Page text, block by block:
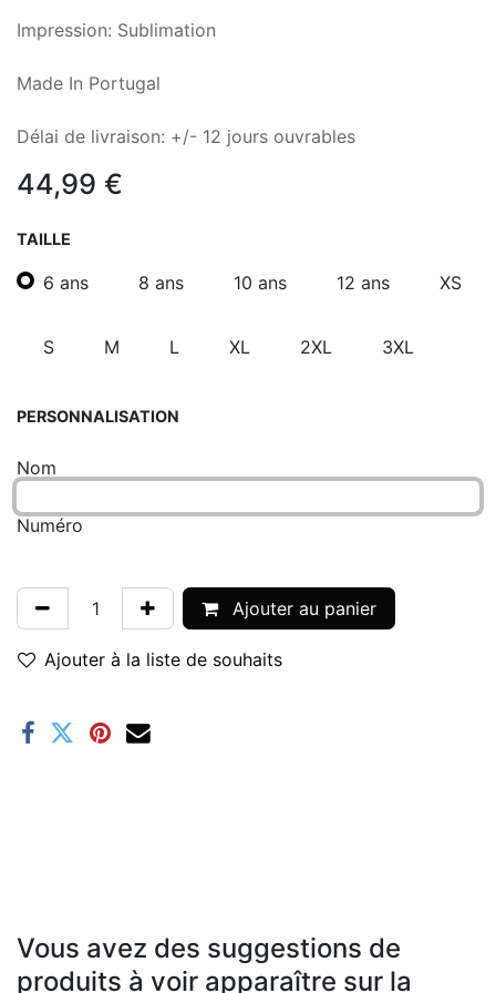
Impression: Sublimation
Made In Portugal
Délai de livraison: +/- 12 jours ouvrables
44,99 €
TAILLE
6 ans 8 ans 10 ans 12 ans XS
S M L XL 2XL 3XL
PERSONNALISATION
Nom
Numéro
Ajouter au panier
Ajouter à la liste de souhaits
Vous avez des suggestions de
produits à voir apparaître sur la